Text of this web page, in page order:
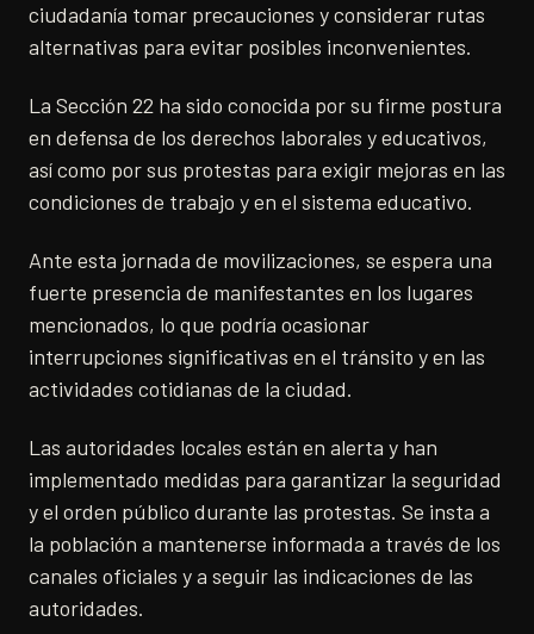
ciudadanía tomar precauciones y considerar rutas
alternativas para evitar posibles inconvenientes.
La Sección 22 ha sido conocida por su firme postura
en defensa de los derechos laborales y educativos,
así como por sus protestas para exigir mejoras en las
condiciones de trabajo y en el sistema educativo.
Ante esta jornada de movilizaciones, se espera una
fuerte presencia de manifestantes en los lugares
mencionados, lo que podría ocasionar
interrupciones significativas en el tránsito y en las
actividades cotidianas de la ciudad.
Las autoridades locales están en alerta y han
implementado medidas para garantizar la seguridad
y el orden público durante las protestas. Se insta a
la población a mantenerse informada a través de los
canales oficiales y a seguir las indicaciones de las
autoridades.